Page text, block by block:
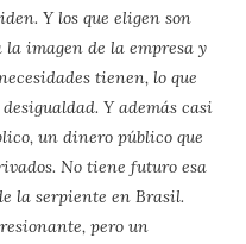
Y los que eligen son
la imagen de la empresa y
tienen, lo que
Y además casi
un dinero público que
No tiene futuro esa
la serpiente en Brasil.
pero un